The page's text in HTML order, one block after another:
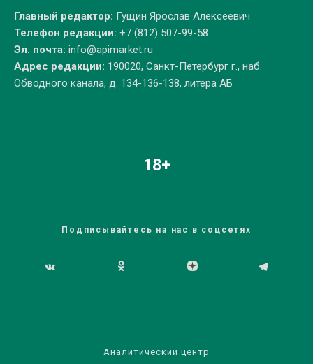
Главный редактор: Гущин Ярослав Алексеевич
Телефон редакции: +7 (812) 507-99-58
Эл. почта: info@apimarket.ru
Адрес редакции: 190020, Санкт-Петербург г., наб.
Обводного канала, д. 134-136-138, литера АБ
18+
Подписывайтесь на нас в соцсетях
Аналитический центр